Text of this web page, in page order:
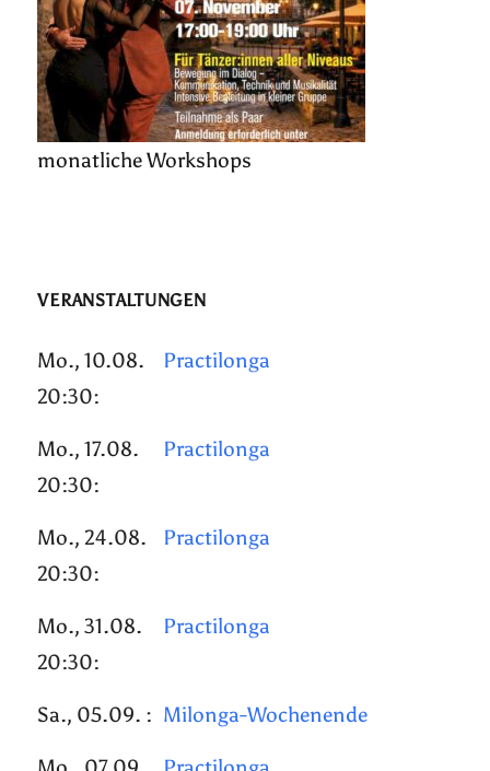
monatliche Workshops
VERANSTALTUNGEN
Mo., 10.08.
20:30:
Practilonga
Mo., 17.08.
20:30:
Practilonga
Mo., 24.08.
20:30:
Practilonga
Mo., 31.08.
20:30:
Practilonga
Sa., 05.09. : Milonga-Wochenende